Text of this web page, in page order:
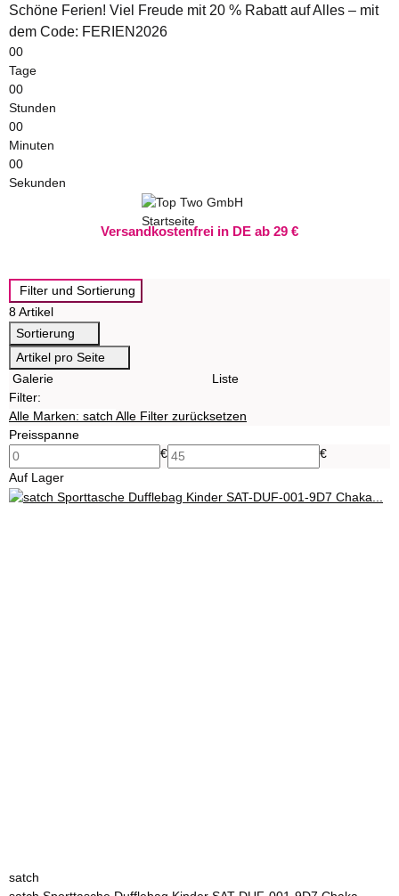
Schöne Ferien! Viel Freude mit 20 % Rabatt auf Alles – mit
dem Code: FERIEN2026
00
Tage
00
Stunden
00
Minuten
00
Sekunden
Versandkostenfrei in DE ab 29 €
Filter und Sortierung
8 Artikel
Sortierung
Artikel pro Seite
Galerie
Liste
Filter:
Alle Marken: satch Alle Filter zurücksetzen
Preisspanne
€
€
Auf Lager
satch